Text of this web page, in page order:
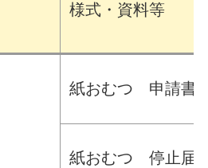
様式・資料等
紙おむつ 申請書
紙おむつ 停止届